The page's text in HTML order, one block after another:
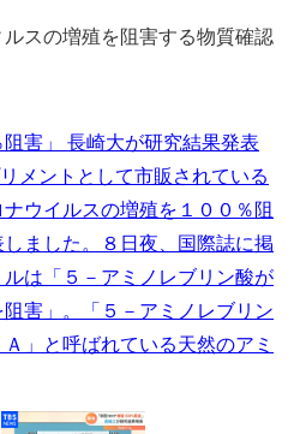
スの増殖を阻害する物質確認
阻害」 長崎大が研究結果発表
メントとして市販されている
ナウイルスの増殖を１００％阻
ました。８日夜、国際誌に掲
は「５－アミノレブリン酸が
害」。「５－アミノレブリン
」と呼ばれている天然のアミ